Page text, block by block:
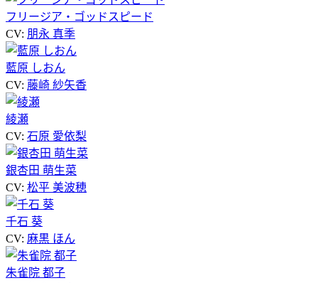
フリージア・ゴッドスピード
CV: 朋永 真季
藍原 しおん
CV: 藤崎 紗矢香
綾瀬
CV: 石原 愛依梨
銀杏田 萌生菜
CV: 松平 美波穂
千石 葵
CV: 麻黒 ほん
朱雀院 都子